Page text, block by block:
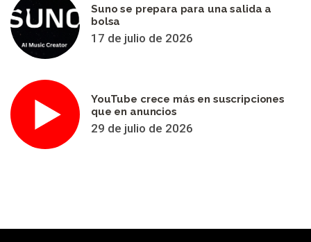
Suno se prepara para una salida a
bolsa
17 de julio de 2026
YouTube crece más en suscripciones
que en anuncios
29 de julio de 2026